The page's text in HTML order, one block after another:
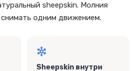
sheepskin. Молния
одним движением.
Sheepskin внутри